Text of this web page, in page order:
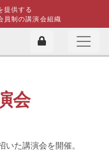
提供する
員制の講演会組織
会
た講演会を開催。